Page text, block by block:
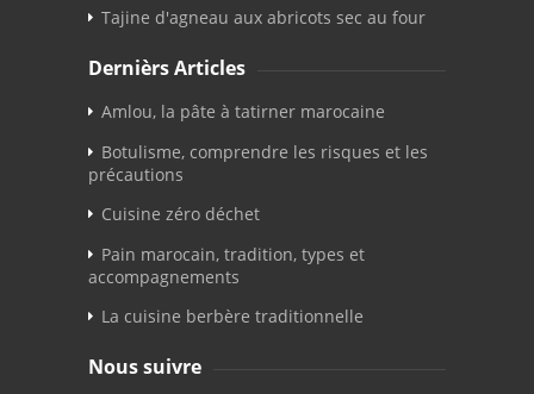
Tajine d'agneau aux abricots sec au four
Dernièrs Articles
Amlou, la pâte à tatirner marocaine
Botulisme, comprendre les risques et les
précautions
Cuisine zéro déchet
Pain marocain, tradition, types et
accompagnements
La cuisine berbère traditionnelle
Nous suivre